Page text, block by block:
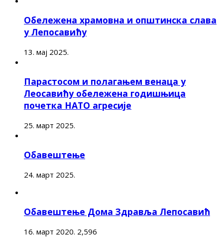
Обележена храмовна и општинска слава
у Лепосавићу
13. мај 2025.
Парастосом и полагањем венаца у
Леосавићу обележена годишњица
почетка НАТО агресије
25. март 2025.
Обавештење
24. март 2025.
Обавештење Дома Здравља Лепосавић
16. март 2020. 2,596